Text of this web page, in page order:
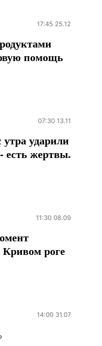
17:45 25.12
помощь
07:30 13.11
ударили
есть жертвы.
11:30 08.09
Кривом роге
14:00 31.07
›